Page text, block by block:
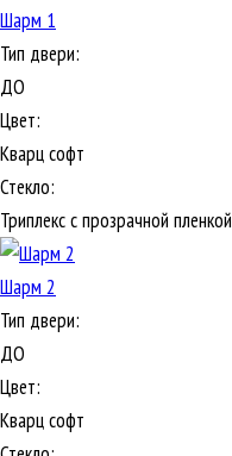
Шарм 1
Тип двери:
ДО
Цвет:
Кварц софт
Стекло:
Триплекс с прозрачной пленкой
Шарм 2
Тип двери:
ДО
Цвет:
Кварц софт